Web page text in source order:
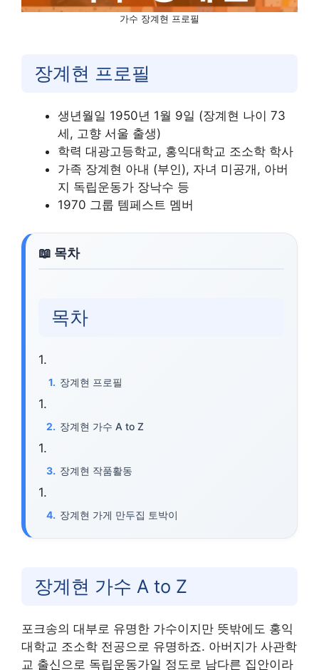
가수 장계현 프로필
장계현 프로필
생년월일 1950년 1월 9일 (장계현 나이 73
세, 고향 서울 출생)
학력 대광고등학교, 홍익대학교 조소학 학사
가족 장계현 아내 (부인), 자녀 미공개, 아버
지 독립운동가 장낙수 등
1970 그룹 템페스트 멤버
목차
장계현 프로필
장계현 가수 A to Z
장계현 작품활동
장계현 가게 만두집 토박이
장계현 가수 A to Z
포크송의 대부로 유명한 가수이지만 뜻밖에도 홍익
대학교 조소학 전공으로 유명하죠. 아버지가 사관학
교 출신으로 독립운동가일 정도로 남다른 집안이라